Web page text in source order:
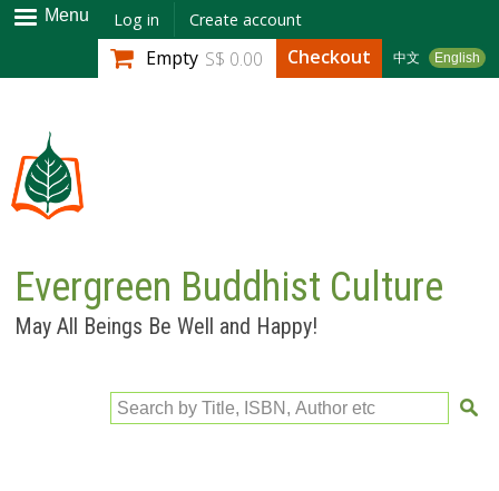
Skip to
main
content
Menu Log in Create account
中文 English
Empty S$ 0.00 Checkout
Evergreen Buddhist Culture
May All Beings Be Well and Happy!
Search by Title, ISBN, Author etc